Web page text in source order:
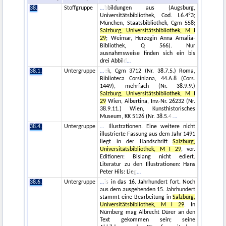
38.
Stoffgruppe
bbildungen aus (Augsburg,
Universitätsbibliothek, Cod. I.6.4º3;
München, Staatsbibliothek, Cgm 558;
Salzburg, Universitätsbibliothek, M I
29; Weimar, Herzogin Anna Amalia-
Bibliothek, Q 566). Nur
ausnahmsweise finden sich ein bis
drei Abbild
38.1.
Untergruppe
ek, Cgm 3712 (Nr. 38.7.5.) Roma,
Biblioteca Corsiniana, 44.A.8 (Cors.
1449), mehrfach (Nr. 38.9.9.)
Salzburg, Universitätsbibliothek, M I
29 Wien, Albertina, Inv.-Nr. 26232 (Nr.
38.9.11.) Wien, Kunsthistorisches
Museum, KK 5126 (Nr. 38.5.4.
38.4.
Untergruppe
Illustrationen. Eine weitere nicht
illustrierte Fassung aus dem Jahr 1491
liegt in der HandschriftSalzburg,
Universitätsbibliothek, M I 29, vor.
Editionen: Bislang nicht ediert.
Literatur zu den Illustrationen: Hans
Peter Hils: Lieg
38.6.
Untergruppe
is in das 16. Jahrhundert fort. Noch
aus dem ausgehenden 15. Jahrhundert
stammt eine Bearbeitung inSalzburg,
Universitätsbibliothek, M I 29. In
Nürnberg mag Albrecht Dürer an den
Text gekommen sein; seine